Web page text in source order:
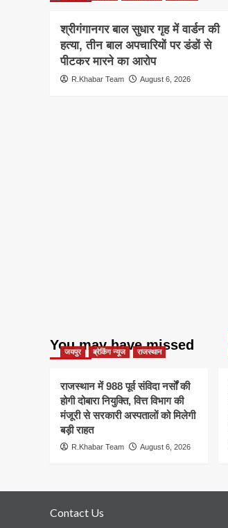
श्रीगंगानगर बाल सुधार गृह में वार्डन की
हत्या, तीन बाल अपचारियों पर डंडों से
पीटकर मारने का आरोप
R.Khabar Team August 6, 2026
You may have missed
जयपुर ब्रेकिंग न्यूज राजस्थान
राजस्थान में 988 पूर्व संविदा नर्सों की
होगी दोबारा नियुक्ति, वित्त विभाग की
मंजूरी से सरकारी अस्पतालों को मिलेगी
बड़ी राहत
R.Khabar Team August 6, 2026
Contact Us